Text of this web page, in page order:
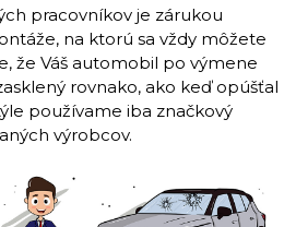
pracovníkov je zárukou
na ktorú sa vždy môžete
že Váš automobil po výmene
rovnako, ako keď opúšťal
používame iba značkový
výrobcov.